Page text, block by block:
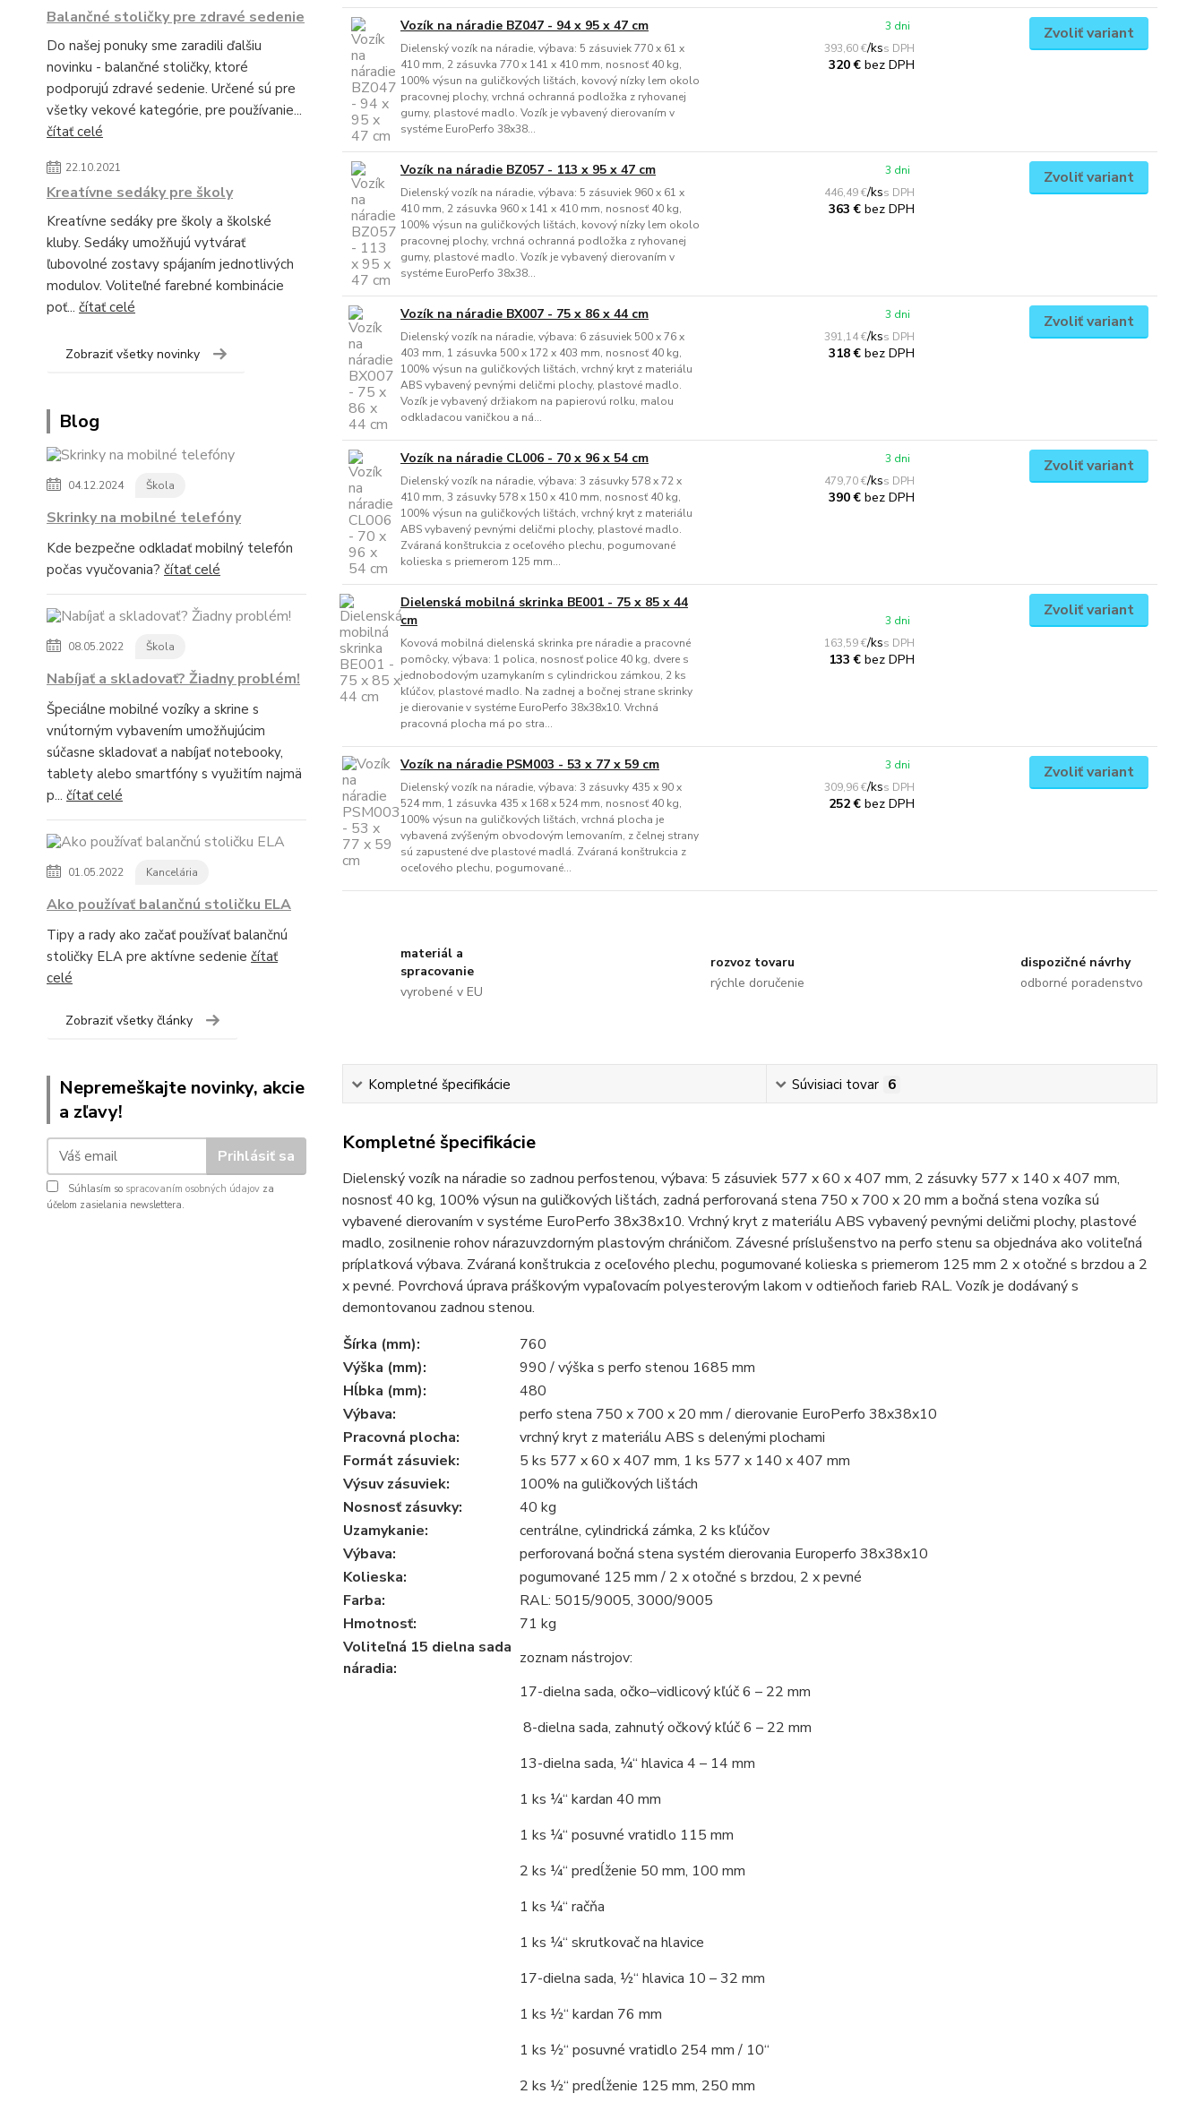
Balančné stoličky pre zdravé sedenie
Do našej ponuky sme zaradili ďalšiu
novinku - balančné stoličky, ktoré
podporujú zdravé sedenie. Určené sú pre
všetky vekové kategórie, pre používanie...
čítať celé
22.10.2021
Kreatívne sedáky pre školy
Kreatívne sedáky pre školy a školské
kluby. Sedáky umožňujú vytvárať
ľubovolné zostavy spájaním jednotlivých
modulov. Voliteľné farebné kombinácie
poť... čítať celé
Zobraziť všetky novinky
Blog
04.12.2024 Škola
Skrinky na mobilné telefóny
Kde bezpečne odkladať mobilný telefón
počas vyučovania? čítať celé
08.05.2022 Škola
Nabíjať a skladovať? Žiadny problém!
Špeciálne mobilné vozíky a skrine s
vnútorným vybavením umožňujúcim
súčasne skladovať a nabíjať notebooky,
tablety alebo smartfóny s využitím najmä
p... čítať celé
01.05.2022 Kancelária
Ako používať balančnú stoličku ELA
Tipy a rady ako začať používať balančnú
stoličky ELA pre aktívne sedenie čítať
celé
Zobraziť všetky články
Nepremeškajte novinky, akcie
a zľavy!
Prihlásiť sa
Súhlasím so spracovaním osobných údajov za
účelom zasielania newslettera.
Vozík na náradie BZ047 - 94 x 95 x 47 cm
Dielenský vozík na náradie, výbava: 5 zásuviek 770 x 61 x
410 mm, 2 zásuvka 770 x 141 x 410 mm, nosnosť 40 kg,
100% výsun na guličkových lištách, kovový nízky lem okolo
pracovnej plochy, vrchná ochranná podložka z ryhovanej
gumy, plastové madlo. Vozík je vybavený dierovaním v
systéme EuroPerfo 38x38...
393,60 €/ks
320 €bez DPH
3 dni Zvoliť variant
Vozík na náradie BZ057 - 113 x 95 x 47 cm
Dielenský vozík na náradie, výbava: 5 zásuviek 960 x 61 x
410 mm, 2 zásuvka 960 x 141 x 410 mm, nosnosť 40 kg,
100% výsun na guličkových lištách, kovový nízky lem okolo
pracovnej plochy, vrchná ochranná podložka z ryhovanej
gumy, plastové madlo. Vozík je vybavený dierovaním v
systéme EuroPerfo 38x38...
446,49 €/ks
363 €bez DPH
3 dni Zvoliť variant
Vozík na náradie BX007 - 75 x 86 x 44 cm
Dielenský vozík na náradie, výbava: 6 zásuviek 500 x 76 x
403 mm, 1 zásuvka 500 x 172 x 403 mm, nosnosť 40 kg,
100% výsun na guličkových lištách, vrchný kryt z materiálu
ABS vybavený pevnými deličmi plochy, plastové madlo.
Vozík je vybavený držiakom na papierovú rolku, malou
odkladacou vaničkou a ná...
391,14 €/ks
318 €bez DPH
3 dni Zvoliť variant
Vozík na náradie CL006 - 70 x 96 x 54 cm
Dielenský vozík na náradie, výbava: 3 zásuvky 578 x 72 x
410 mm, 3 zásuvky 578 x 150 x 410 mm, nosnosť 40 kg,
100% výsun na guličkových lištách, vrchný kryt z materiálu
ABS vybavený pevnými deličmi plochy, plastové madlo.
Zváraná konštrukcia z oceľového plechu, pogumované
kolieska s priemerom 125 mm...
479,70 €/ks
390 €bez DPH
3 dni Zvoliť variant
Dielenská mobilná skrinka BE001 - 75 x 85 x 44
cm
Kovová mobilná dielenská skrinka pre náradie a pracovné
pomôcky, výbava: 1 polica, nosnosť police 40 kg, dvere s
jednobodovým uzamykaním s cylindrickou zámkou, 2 ks
kľúčov, plastové madlo. Na zadnej a bočnej strane skrinky
je dierovanie v systéme EuroPerfo 38x38x10. Vrchná
pracovná plocha má po stra...
163,59 €/ks
133 €bez DPH
3 dni
Zvoliť variant
Vozík na náradie PSM003 - 53 x 77 x 59 cm
Dielenský vozík na náradie, výbava: 3 zásuvky 435 x 90 x
524 mm, 1 zásuvka 435 x 168 x 524 mm, nosnosť 40 kg,
100% výsun na guličkových lištách, vrchná plocha je
vybavená zvýšeným obvodovým lemovaním, z čelnej strany
sú zapustené dve plastové madlá. Zváraná konštrukcia z
oceľového plechu, pogumované...
309,96 €/ks
252 €bez DPH
3 dni Zvoliť variant
materiál a
spracovanie
vyrobené v EU
rozvoz tovaru
rýchle doručenie
dispozičné návrhy
odborné poradenstvo
Kompletné špecifikácie Súvisiaci tovar 6
Kompletné špecifikácie
Dielenský vozík na náradie so zadnou perfostenou, výbava: 5 zásuviek 577 x 60 x 407 mm, 2 zásuvky 577 x 140 x 407 mm,
nosnosť 40 kg, 100% výsun na guličkových lištách, zadná perforovaná stena 750 x 700 x 20 mm a bočná stena vozíka sú
vybavené dierovaním v systéme EuroPerfo 38x38x10. Vrchný kryt z materiálu ABS vybavený pevnými deličmi plochy, plastové
madlo, zosilnenie rohov nárazuvzdorným plastovým chráničom. Závesné príslušenstvo na perfo stenu sa objednáva ako voliteľná
príplatková výbava. Zváraná konštrukcia z oceľového plechu, pogumované kolieska s priemerom 125 mm 2 x otočné s brzdou a 2
x pevné. Povrchová úprava práškovým vypaľovacím polyesterovým lakom v odtieňoch farieb RAL. Vozík je dodávaný s
demontovanou zadnou stenou.
Šírka (mm):
760
Výška (mm):
990 / výška s perfo stenou 1685 mm
Hĺbka (mm):
480
Výbava:
perfo stena 750 x 700 x 20 mm / dierovanie EuroPerfo 38x38x10
Pracovná plocha:
vrchný kryt z materiálu ABS s delenými plochami
Formát zásuviek:
5 ks 577 x 60 x 407 mm, 1 ks 577 x 140 x 407 mm
Výsuv zásuviek:
100% na guličkových lištách
Nosnosť zásuvky:
40 kg
Uzamykanie:
centrálne, cylindrická zámka, 2 ks kľúčov
Výbava:
perforovaná bočná stena systém dierovania Europerfo 38x38x10
Kolieska:
pogumované 125 mm / 2 x otočné s brzdou, 2 x pevné
Farba:
RAL: 5015/9005, 3000/9005
Hmotnosť:
71 kg
Voliteľná 15 dielna sada
náradia:
zoznam nástrojov:
17-dielna sada, očko–vidlicový kľúč 6 – 22 mm
8-dielna sada, zahnutý očkový kľúč 6 – 22 mm
13-dielna sada, ¼“ hlavica 4 – 14 mm
1 ks ¼“ kardan 40 mm
1 ks ¼“ posuvné vratidlo 115 mm
2 ks ¼“ predĺženie 50 mm, 100 mm
1 ks ¼“ račňa
1 ks ¼“ skrutkovač na hlavice
17-dielna sada, ½“ hlavica 10 – 32 mm
1 ks ½“ kardan 76 mm
1 ks ½“ posuvné vratidlo 254 mm / 10“
2 ks ½“ predĺženie 125 mm, 250 mm